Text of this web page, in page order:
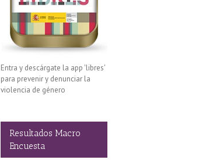
Entra y descárgate la app 'libres'
para prevenir y denunciar la
violencia de género
Resultados Macro
Encuesta